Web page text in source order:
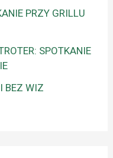
PRZY GRILLU
SPOTKANIE
BEZ WIZ